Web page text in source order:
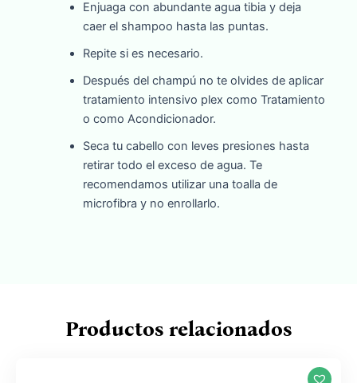
Enjuaga con abundante agua tibia y deja
caer el shampoo hasta las puntas.
Repite si es necesario.
Después del champú no te olvides de aplicar
tratamiento intensivo plex como Tratamiento
o como Acondicionador.
Seca tu cabello con leves presiones hasta
retirar todo el exceso de agua. Te
recomendamos utilizar una toalla de
microfibra y no enrollarlo.
Productos relacionados